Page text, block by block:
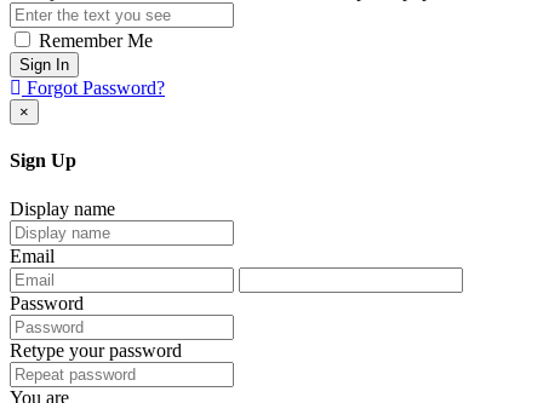
Remember Me
Sign In
Forgot Password?
×
Sign Up
Display name
Email
Password
Retype your password
You are